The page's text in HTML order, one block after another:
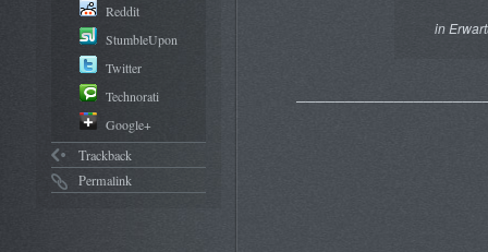
Reddit
StumbleUpon
Twitter
Technorati
Google+
Trackback
Permalink
in